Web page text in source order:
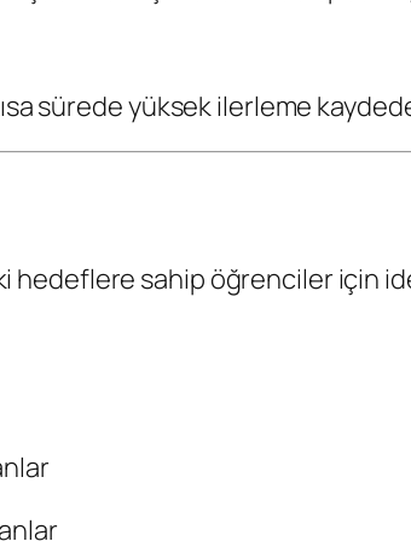
sürede yüksek ilerleme
hedeflere sahip öğrenciler için